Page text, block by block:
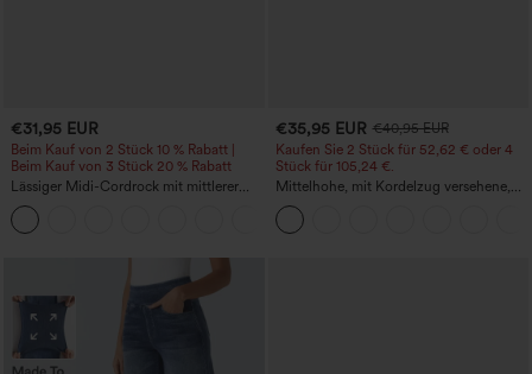
€31,95 EUR
Beim Kauf von 2 Stück 10 % Rabatt |
Beim Kauf von 3 Stück 20 % Rabatt
Lässiger Midi-Cordrock mit mittlerer
Bundhöhe und vorderseitiger
Klapptasche
€35,95 EUR €40,95 EUR
Kaufen Sie 2 Stück für 52,62 € oder 4
Stück für 105,24 €.
Mittelhohe, mit Kordelzug versehene,
schnelltrocknende Golfhose mit schmal
zulaufendem Schnitt, abgerundetem
Saum und Taschen – UPF 40+